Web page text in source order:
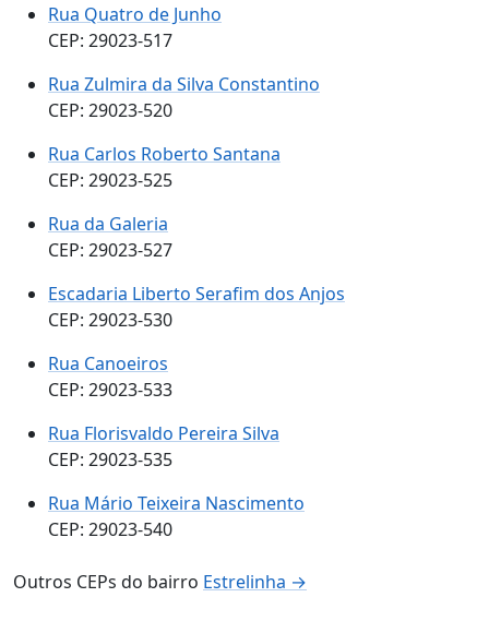
Rua Quatro de Junho
CEP: 29023-517
Rua Zulmira da Silva Constantino
CEP: 29023-520
Rua Carlos Roberto Santana
CEP: 29023-525
Rua da Galeria
CEP: 29023-527
Escadaria Liberto Serafim dos Anjos
CEP: 29023-530
Rua Canoeiros
CEP: 29023-533
Rua Florisvaldo Pereira Silva
CEP: 29023-535
Rua Mário Teixeira Nascimento
CEP: 29023-540
Outros CEPs do bairro Estrelinha →